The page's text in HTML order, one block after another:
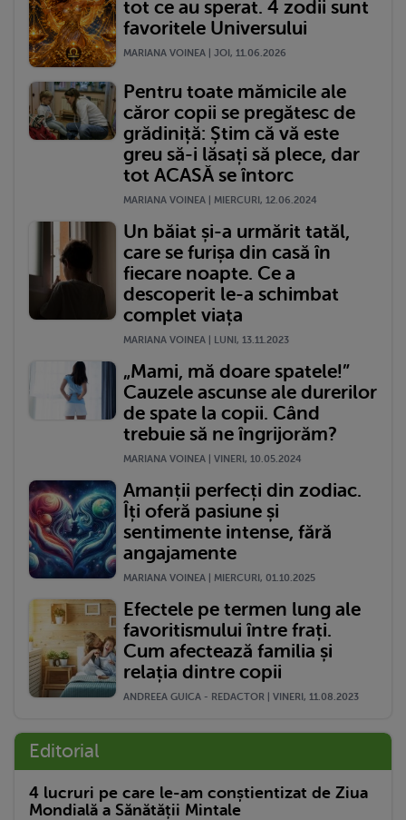
tot ce au sperat. 4 zodii sunt
favoritele Universului
MARIANA VOINEA | JOI, 11.06.2026
Pentru toate mămicile ale
căror copii se pregătesc de
grădiniță: Știm că vă este
greu să-i lăsați să plece, dar
tot ACASĂ se întorc
MARIANA VOINEA | MIERCURI, 12.06.2024
Un băiat și-a urmărit tatăl,
care se furișa din casă în
fiecare noapte. Ce a
descoperit le-a schimbat
complet viața
MARIANA VOINEA | LUNI, 13.11.2023
„Mami, mă doare spatele!”
Cauzele ascunse ale durerilor
de spate la copii. Când
trebuie să ne îngrijorăm?
MARIANA VOINEA | VINERI, 10.05.2024
Amanții perfecți din zodiac.
Îți oferă pasiune și
sentimente intense, fără
angajamente
MARIANA VOINEA | MIERCURI, 01.10.2025
Efectele pe termen lung ale
favoritismului între frați.
Cum afectează familia și
relația dintre copii
ANDREEA GUICA - REDACTOR | VINERI, 11.08.2023
Editorial
4 lucruri pe care le-am conștientizat de Ziua
Mondială a Sănătății Mintale